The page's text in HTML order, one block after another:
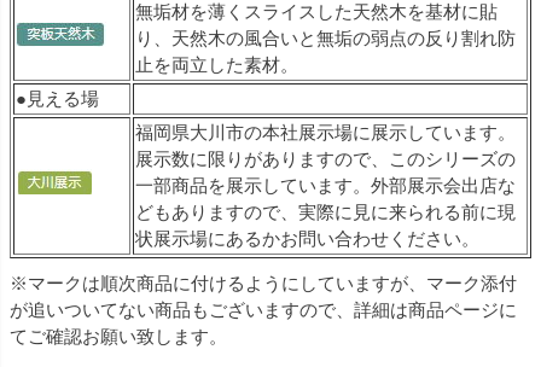
無垢材を薄くスライスした天然木を基材に貼
り、天然木の風合いと無垢の弱点の反り割れ防
止を両立した素材。
●見える場
福岡県大川市の本社展示場に展示しています。
展示数に限りがありますので、このシリーズの
一部商品を展示しています。外部展示会出店な
どもありますので、実際に見に来られる前に現
状展示場にあるかお問い合わせください。
※マークは順次商品に付けるようにしていますが、マーク添付
が追いついてない商品もございますので、詳細は商品ページに
てご確認お願い致します。